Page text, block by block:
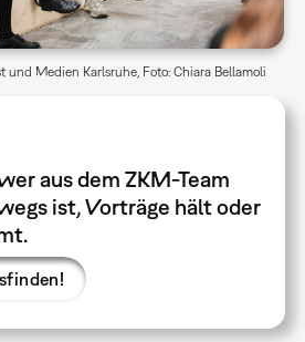
aus dem ZKM-Team
ist, Vorträge hält oder
Medien Karlsruhe, Foto: Chiara Bellamoli